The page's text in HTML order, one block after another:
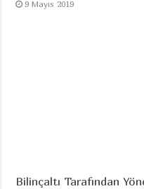
9 Mayıs 2019
Bilinçaltı Tarafından